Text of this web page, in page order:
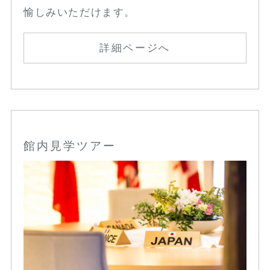
愉しみいただけます。
詳細ページへ
館内見学ツアー